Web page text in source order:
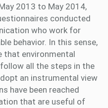
2013 to May 2014,
conducted
who work for
behavior. In this sense,
that environmental
all the steps in the
an instrumental view
have been reached
that are useful of